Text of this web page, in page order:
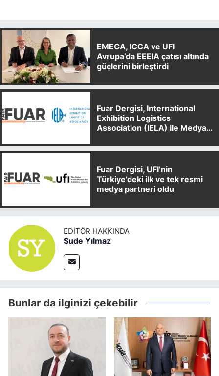
EMECA, ICCA ve UFI
Avrupa’da EEEIA çatısı altında
güçlerini birleştirdi
Fuar Dergisi, International
Exhibition Logistics
Association (IELA) ile Medya
Fuar Dergisi, UFI’nin
Türkiye’deki ilk ve tek resmi
medya partneri oldu
EDITÖR HAKKINDA
Sude Yılmaz
Bunlar da ilginizi çekebilir